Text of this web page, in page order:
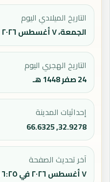
التاريخ الميلادي اليوم
الجمعة، ٧ أغسطس ٢٠٢٦
التاريخ الهجري اليوم
24 صفر 1448 هـ
إحداثيات المدينة
32.9278, 66.6325
آخر تحديث الصفحة
٧ أغسطس ٢٠٢٦ في ٦:٢٥ م